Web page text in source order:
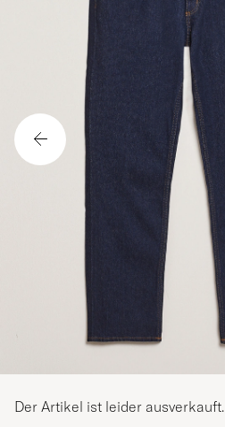
Der Artikel ist leider ausverkauft.